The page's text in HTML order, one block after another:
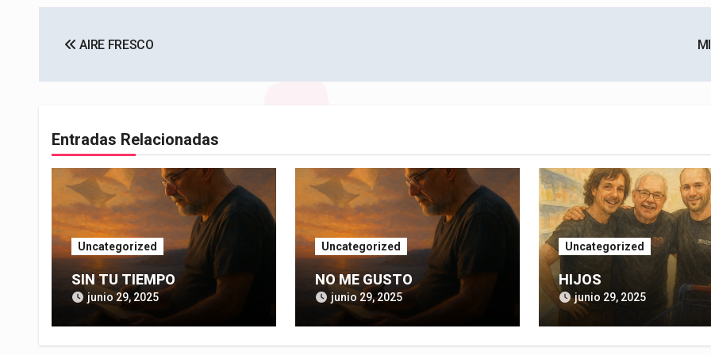
de
entradas
AIRE FRESCO
Entradas Relacionadas
Uncategorized
SIN TU TIEMPO
junio 29, 2025
Uncategorized
NO ME GUSTO
junio 29, 2025
Uncategorized
HIJOS
junio 29, 2025